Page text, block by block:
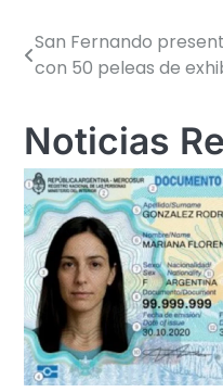
Navegación
entradas
San Fernando
con 50 peleas de
Noticias